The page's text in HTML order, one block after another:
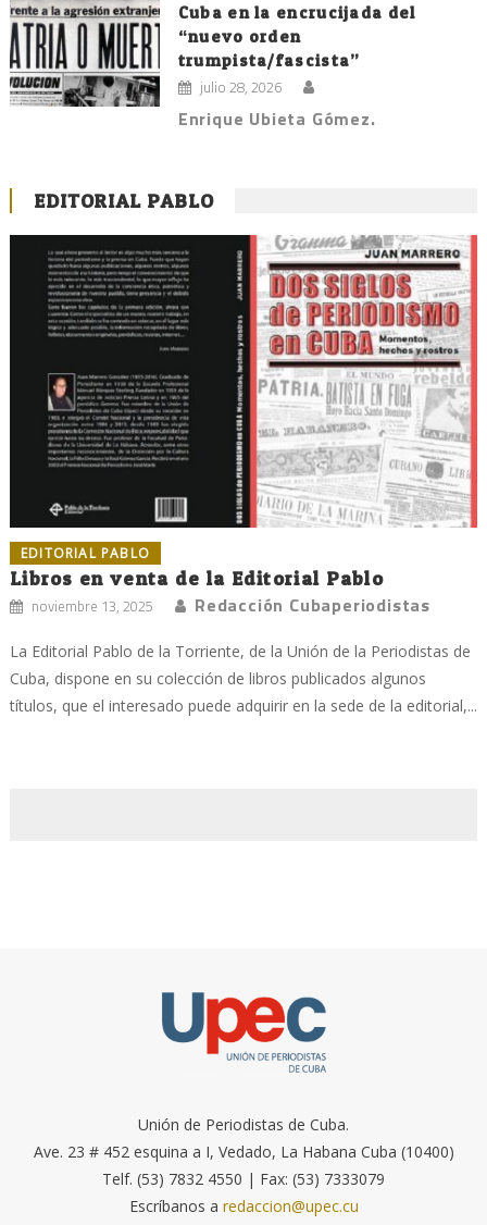
Cuba en la encrucijada del
“nuevo orden
trumpista/fascista”
julio 28, 2026
Enrique Ubieta Gómez.
EDITORIAL PABLO
EDITORIAL PABLO
Libros en venta de la Editorial Pablo
noviembre 13, 2025 Redacción Cubaperiodistas
La Editorial Pablo de la Torriente, de la Unión de la Periodistas de
Cuba, dispone en su colección de libros publicados algunos
títulos, que el interesado puede adquirir en la sede de la editorial,...
Unión de Periodistas de Cuba.
Ave. 23 # 452 esquina a I, Vedado, La Habana Cuba (10400)
Telf. (53) 7832 4550 | Fax: (53) 7333079
Escríbanos a redaccion@upec.cu